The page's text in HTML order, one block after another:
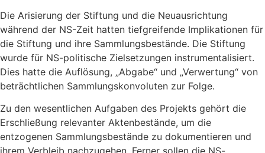
Die Arisierung der Stiftung und die Neuausrichtung
während der NS-Zeit hatten tiefgreifende Implikationen für
die Stiftung und ihre Sammlungsbestände. Die Stiftung
wurde für NS-politische Zielsetzungen instrumentalisiert.
Dies hatte die Auflösung, „Abgabe“ und „Verwertung“ von
beträchtlichen Sammlungskonvoluten zur Folge.
Zu den wesentlichen Aufgaben des Projekts gehört die
Erschließung relevanter Aktenbestände, um die
entzogenen Sammlungsbestände zu dokumentieren und